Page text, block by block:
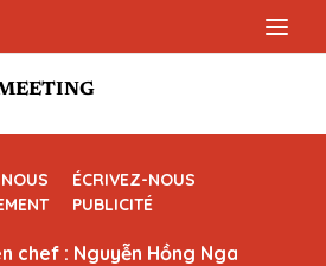
ÉCRIVEZ-NOUS
PUBLICITÉ
chef : Nguyễn Hồng Nga